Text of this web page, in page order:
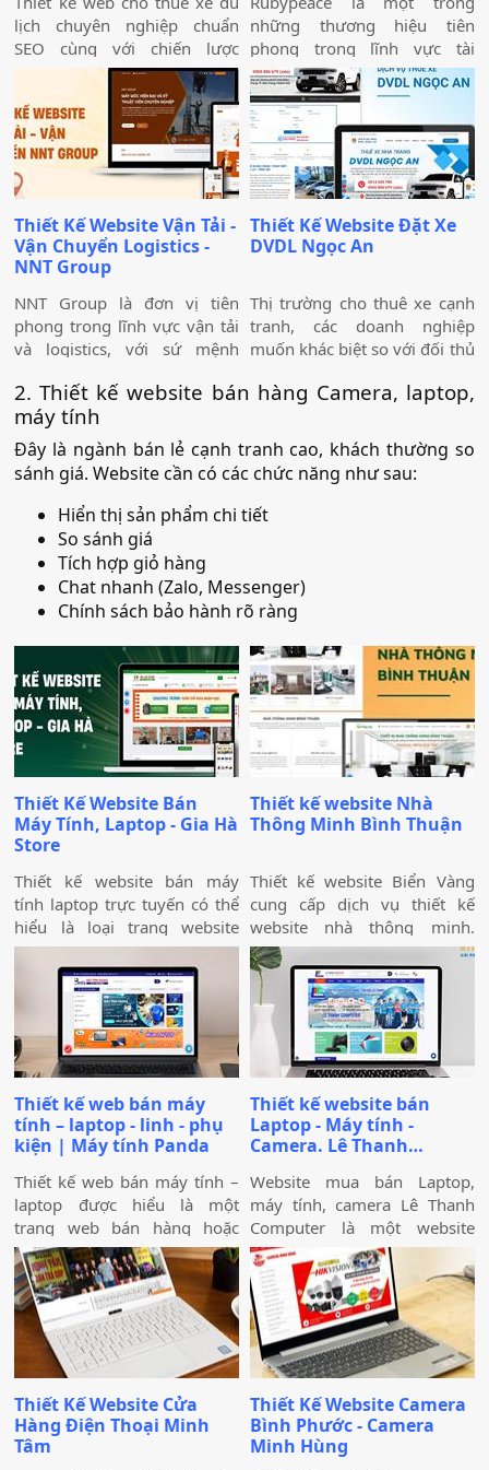
lịch chuyên nghiệp chuẩn
SEO cùng với chiến lược
marketing hiệu quả sẽ giúp
doanh nghiệp của bạn gia
tăng doanh số bán hàng một
cách hiệu quả và nhanh
chóng.
những thương hiệu tiên
phong trong lĩnh vực tài
chính và chứng khoán, mang
đến cho khách hàng giải
pháp đầu tư hiệu quả, an
toàn và minh bạch. Với sứ
mệnh hỗ trợ nhà đầu tư xây
dựng chiến lược tài chính
chỉ cung cấp các sản phẩm đa
dạng mà còn mang đến các
nghiệp, giúp khách hàng tối
ưu hóa lợi nhuận và giảm
thiểu rủi ro.
Thiết Kế Website Vận Tải -
Vận Chuyển Logistics -
NNT Group
NNT Group là đơn vị tiên
phong trong lĩnh vực vận tải
và logistics, với sứ mệnh
chuyển hiện đại, an toàn và
tối ưu chi phí. Chúng tôi luôn
hướng đến việc trở thành đối
tác đáng tin cậy của khách
hàng, đồng thời góp phần
thúc đẩy phát triển ngành
logistics Việt Nam. Tầm nhìn
của chúng tôi là xây dựng hệ
sinh thái vận tải toàn diện,
kết nối toàn quốc và vươn xa
ra thị trường quốc tế.
Thiết Kế Website Đặt Xe
DVDL Ngọc An
Thị trường cho thuê xe cạnh
tranh, các doanh nghiệp
muốn khác biệt so với đối thủ
thuê xe nổi bật và ấn tượng.
chỉ cung cấp thông tin dịch
vụ mà còn sở hữu những
chức năng quan trọng.
2. Thiết kế website bán hàng Camera, laptop,
máy tính
Đây là ngành bán lẻ cạnh tranh cao, khách thường so
sánh giá. Website cần có các chức năng như sau:
Hiển thị sản phẩm chi tiết
So sánh giá
Tích hợp giỏ hàng
Chat nhanh (Zalo, Messenger)
Chính sách bảo hành rõ ràng
Thiết Kế Website Bán
Máy Tính, Laptop - Gia Hà
Store
Thiết kế website bán máy
tính laptop trực tuyến có thể
hiểu là loại trang website
thường được dùng để trưng
bày và bán các sản phẩm
laptop đa dạng về thương
hiệu, mẫu mã, màu sắc. Một
trang web bán laptop trực
tuyến có thể cung cấp hình
hoặc nhiều thương hiệu và
nó giúp cho khách hàng có
cái nhìn chân thực khách
quan hơn, tiếp cận nhiều
thông tin hơn về sản phẩm
mà họ đang lựa chọn
Thiết kế website Nhà
Thông Minh Bình Thuận
Thiết kế website Biển Vàng
cung cấp dịch vụ thiết kế
website nhà thông minh.
Dịch vụ thiết kế website Nhà
Thông Minh cung cấp giải
pháp nhà thông minh giúp
các doanh nghiệp, cá nhân
quảng bá sản phẩm, dịch vụ
hiệu quả, tiếp cận khách
thương hiệu.
Thiết kế web bán máy
tính – laptop - linh - phụ
kiện | Máy tính Panda
Thiết kế web bán máy tính –
laptop được hiểu là một
trang web bán hàng hoặc
trang thương mại điện tử quy
mô nhỏ chỉ chuyên kinh
doanh về các sản phẩm công
nghệ.
Thiết kế website bán
Laptop - Máy tính -
Camera. Lê Thanh
Website mua bán Laptop,
máy tính, camera Lê Thanh
Computer là một website
được đầu tư kỹ lưỡng về giao
diện và chức năng giúp tối
ưu hóa với các công cụ tìm
kiếm, giao diện bắt mắt, và
giúp quý khách đặt hàng dễ
dàng.
Thiết Kế Website Cửa
Hàng Điện Thoại Minh
Tâm
Thiết Kế Website Camera
Bình Phước - Camera
Minh Hùng